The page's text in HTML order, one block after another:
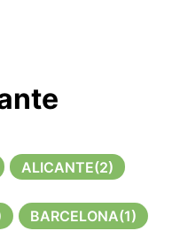
ALICANTE(2)
BARCELONA(1)